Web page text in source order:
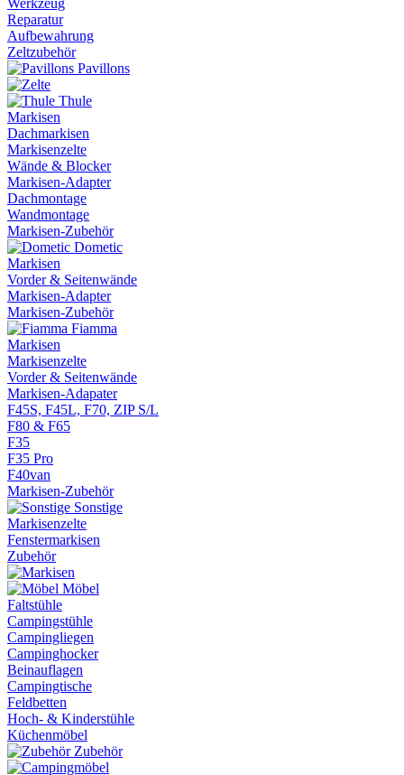
Werkzeug
Reparatur
Aufbewahrung
Zeltzubehör
Pavillons
Thule
Markisen
Dachmarkisen
Markisenzelte
Wände & Blocker
Markisen-Adapter
Dachmontage
Wandmontage
Markisen-Zubehör
Dometic
Markisen
Vorder & Seitenwände
Markisen-Adapter
Markisen-Zubehör
Fiamma
Markisen
Markisenzelte
Vorder & Seitenwände
Markisen-Adapater
F45S, F45L, F70, ZIP S/L
F80 & F65
F35
F35 Pro
F40van
Markisen-Zubehör
Sonstige
Markisenzelte
Fenstermarkisen
Zubehör
Möbel
Faltstühle
Campingstühle
Campingliegen
Campinghocker
Beinauflagen
Campingtische
Feldbetten
Hoch- & Kinderstühle
Küchenmöbel
Zubehör